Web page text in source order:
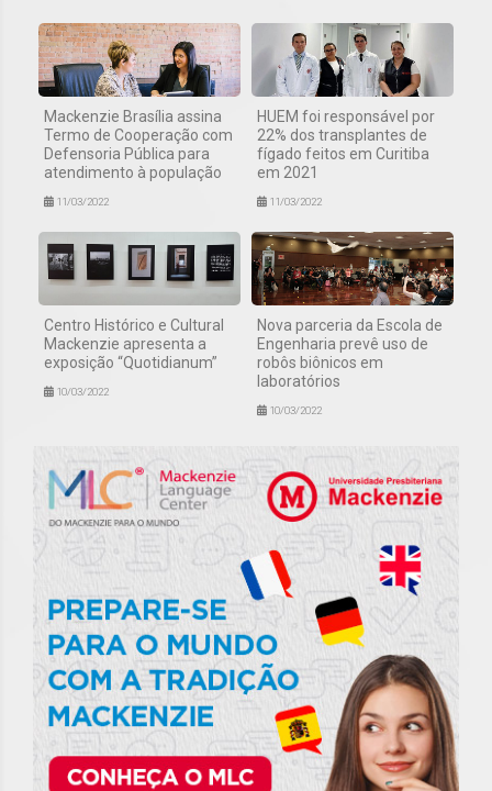
Mackenzie Brasília assina
Termo de Cooperação com
Defensoria Pública para
atendimento à população
11/03/2022
HUEM foi responsável por
22% dos transplantes de
fígado feitos em Curitiba
em 2021
11/03/2022
Centro Histórico e Cultural
Mackenzie apresenta a
exposição “Quotidianum”
10/03/2022
Nova parceria da Escola de
Engenharia prevê uso de
robôs biônicos em
laboratórios
10/03/2022